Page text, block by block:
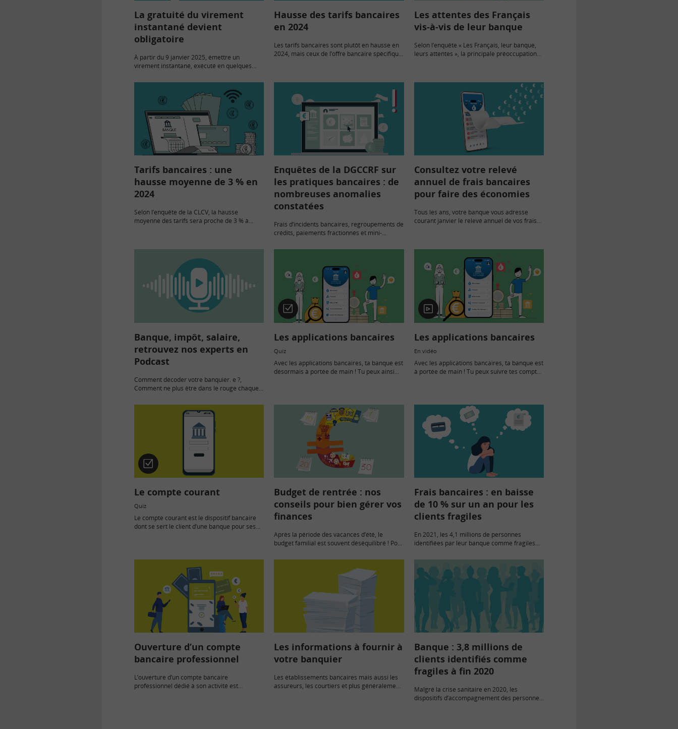
La gratuité du virement
instantané devient
obligatoire
À partir du 9 janvier 2025, émettre un
virement instantané, exécuté en quelques
gratuit dans toutes les banques françaises.
Hausse des tarifs bancaires
en 2024
Les tarifs bancaires sont plutôt en hausse en
2024, mais ceux de l’offre bancaire spécifique
Les attentes des Français
vis-à-vis de leur banque
Selon l’enquête « Les Français, leur banque,
leurs attentes », la principale préoccupation
Tarifs bancaires : une
hausse moyenne de 3 % en
2024
Selon l’enquête de la CLCV, la hausse
moyenne des tarifs sera proche de 3 % à
Enquêtes de la DGCCRF sur
les pratiques bancaires : de
nombreuses anomalies
constatées
Frais d’incidents bancaires, regroupements de
crédits, paiements fractionnés et mini-
suffisamment bien respectée selon le bilan
générale de la concurrence,…
Consultez votre relevé
annuel de frais bancaires
pour faire des économies
Tous les ans, votre banque vous adresse
courant janvier le relevé annuel de vos frais
Banque, impôt, salaire,
retrouvez nos experts en
Podcast
Comment décoder votre banquier. e ?,
Comment ne plus être dans le rouge chaque
de paie ?… Suivez ces Podcasts…
Quiz
Les applications bancaires
Quiz
Avec les applications bancaires, ta banque est
désormais à portée de main ! Tu peux ainsi
En
vidéo
Les applications bancaires
En vidéo
Avec les applications bancaires, ta banque est
à portée de main ! Tu peux suivre tes comptes
Quiz
Le compte courant
Quiz
Le compte courant est le dispositif bancaire
dont se sert le client d’une banque pour ses
Budget de rentrée : nos
conseils pour bien gérer vos
finances
Après la période des vacances d’été, le
budget familial est souvent déséquilibré ! Pour
suivez nos conseils pour éviter d’être « dans…
Frais bancaires : en baisse
de 10 % sur un an pour les
clients fragiles
En 2021, les 4,1 millions de personnes
identifiées par leur banque comme fragiles
de frais bancaires sur l’année, selon les
derniers chiffres publiés par…
Ouverture d’un compte
bancaire professionnel
L’ouverture d’un compte bancaire
professionnel dédié à son activité est
Les informations à fournir à
votre banquier
Les établissements bancaires mais aussi les
assureurs, les courtiers et plus généralement
Banque : 3,8 millions de
clients identifiés comme
fragiles à fin 2020
Malgré la crise sanitaire en 2020, les
dispositifs d’accompagnement des personnes